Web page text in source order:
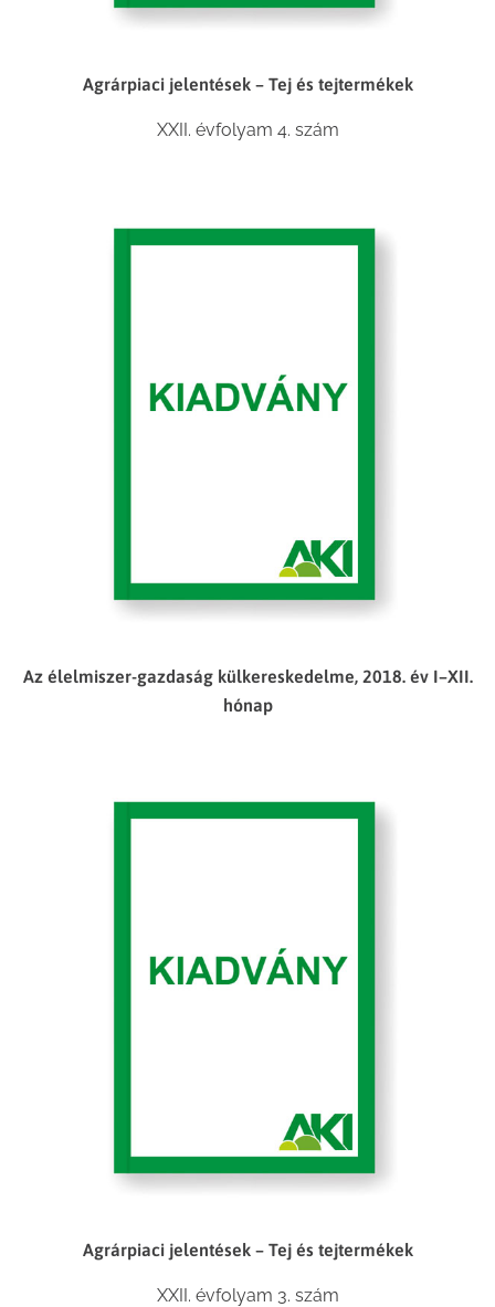
Agrárpiaci jelentések – Tej és tejtermékek
XXII. évfolyam 4. szám
Az élelmiszer-gazdaság külkereskedelme, 2018. év I–XII.
hónap
Agrárpiaci jelentések – Tej és tejtermékek
XXII. évfolyam 3. szám